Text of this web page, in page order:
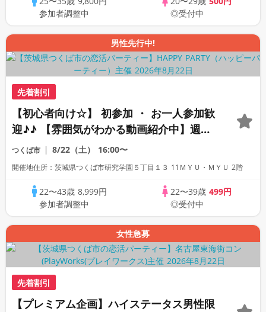
参加者調整中
◎受付中
男性先行中!
先着割引
【初心者向け☆】 初参加 ・ お一人参加歓
迎♪♪ 【雰囲気がわかる動画紹介中】週末
プレミアム街コン
つくば市 8/22（土） 16:00〜
開催地住所：茨城県つくば市研究学園５丁目１３ 11ＭＹＵ・ＭＹＵ 2階
22〜43歳 8,999円
参加者調整中
22〜39歳 499円
◎受付中
女性急募
先着割引
【プレミアム企画】ハイステータス男性限